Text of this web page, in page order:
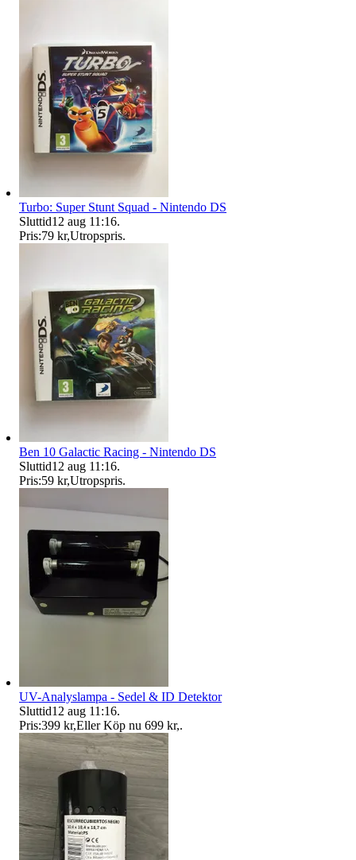
Turbo: Super Stunt Squad - Nintendo DS
Sluttid12 aug 11:16.
Pris:79 kr,Utropspris.
Ben 10 Galactic Racing - Nintendo DS
Sluttid12 aug 11:16.
Pris:59 kr,Utropspris.
UV-Analyslampa - Sedel & ID Detektor
Sluttid12 aug 11:16.
Pris:399 kr,Eller Köp nu 699 kr,.